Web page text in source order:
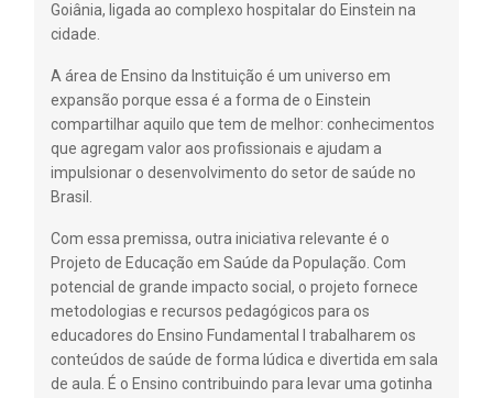
Goiânia, ligada ao complexo hospitalar do Einstein na
cidade.
A área de Ensino da Instituição é um universo em
expansão porque essa é a forma de o Einstein
compartilhar aquilo que tem de melhor: conhecimentos
que agregam valor aos profissionais e ajudam a
impulsionar o desenvolvimento do setor de saúde no
Brasil.
Com essa premissa, outra iniciativa relevante é o
Projeto de Educação em Saúde da População. Com
potencial de grande impacto social, o projeto fornece
metodologias e recursos pedagógicos para os
educadores do Ensino Fundamental I trabalharem os
conteúdos de saúde de forma lúdica e divertida em sala
de aula. É o Ensino contribuindo para levar uma gotinha